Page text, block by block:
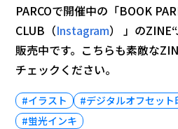
PARCOで開催中の「BOOK
CLUB（Instagram） 」の
販売中です。こちらも素敵な
チェックください。
#イラスト #デジタルオフセット
#蛍光インキ